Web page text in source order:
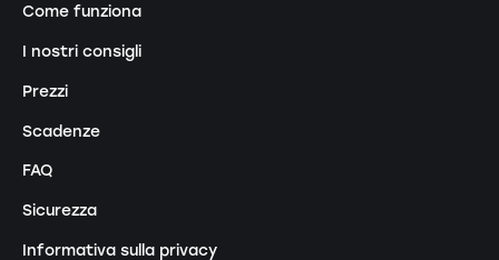
Come funziona
I nostri consigli
Prezzi
Scadenze
FAQ
Sicurezza
Informativa sulla privacy